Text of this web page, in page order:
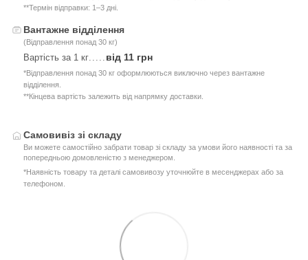
**Термін відправки: 1–3 дні.
Вантажне відділення
(Відправлення понад 30 кг)
Вартість за 1 кг від 11 грн
*Відправлення понад 30 кг оформлюються виключно через вантажне
відділення.
**Кінцева вартість залежить від напрямку доставки.
Самовивіз зі складу
Ви можете самостійно забрати товар зі складу за умови його наявності та за
попередньою домовленістю з менеджером.
*Наявність товару та деталі самовивозу уточнюйте в месенджерах або за
телефоном.